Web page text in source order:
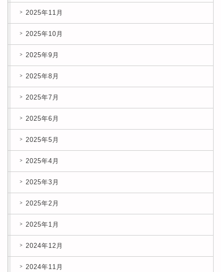
2025年11月
2025年10月
2025年9月
2025年8月
2025年7月
2025年6月
2025年5月
2025年4月
2025年3月
2025年2月
2025年1月
2024年12月
2024年11月